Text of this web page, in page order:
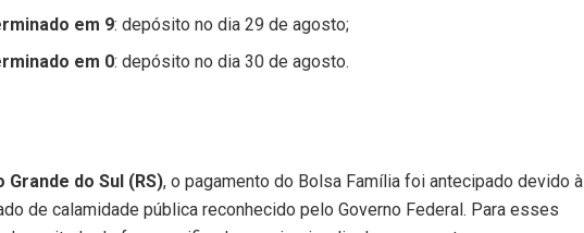
em 9: depósito no dia 29 de agosto;
em 0: depósito no dia 30 de agosto.
Grande do Sul (RS), o pagamento do Bolsa Família foi antecipado devido à
de calamidade pública reconhecido pelo Governo Federal. Para esses